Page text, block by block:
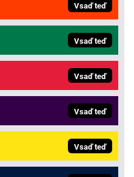
Vsaď teď
Vsaď teď
Vsaď teď
Vsaď teď
Vsaď teď